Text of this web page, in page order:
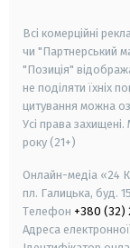
Всі комерційні
чи "Партнерський
"Позиція"
не поділяти їхніх
цитування можна
Усі права захищені.
року (21+)
Онлайн-медіа «24
пл. Галицька, буд.
Телефон +380 (32)
Адреса